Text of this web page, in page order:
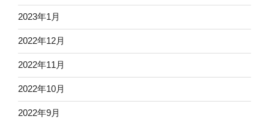
2023年1月
2022年12月
2022年11月
2022年10月
2022年9月